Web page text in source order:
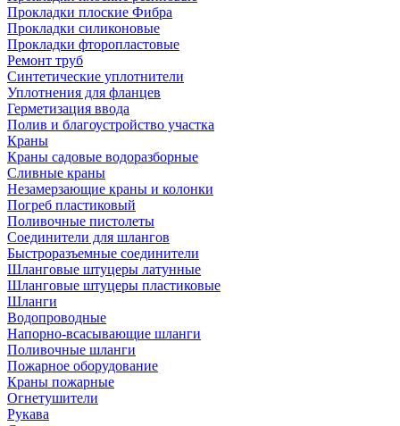
Прокладки плоские Фибра
Прокладки силиконовые
Прокладки фторопластовые
Ремонт труб
Синтетические уплотнители
Уплотнения для фланцев
Герметизация ввода
Полив и благоустройство участка
Краны
Краны садовые водоразборные
Сливные краны
Незамерзающие краны и колонки
Погреб пластиковый
Поливочные пистолеты
Соединители для шлангов
Быстроразъемные соединители
Шланговые штуцеры латунные
Шланговые штуцеры пластиковые
Шланги
Водопроводные
Напорно-всасывающие шланги
Поливочные шланги
Пожарное оборудование
Краны пожарные
Огнетушители
Рукава